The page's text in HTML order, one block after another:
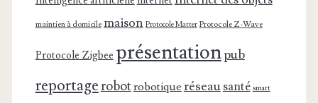
maintien à domicile maison Protocole Matter Protocole Z-Wave
Protocole Zigbee présentationpub
reportagerobotrobotique réseausanté smart